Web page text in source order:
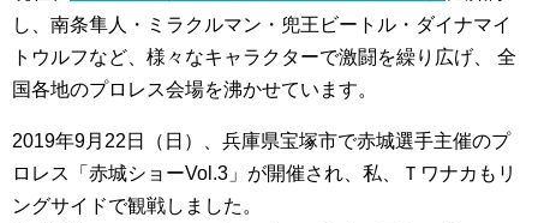
し、南条隼人・ミラクルマン・兜王ビートル・ダイナマイ
トウルフなど、様々なキャラクターで激闘を繰り広げ、 全
国各地のプロレス会場を沸かせています。
2019年9月22日（日）、兵庫県宝塚市で赤城選手主催のプ
ロレス「赤城ショーVol.3」が開催され、私、Ｔワナカもリ
ングサイドで観戦しました。